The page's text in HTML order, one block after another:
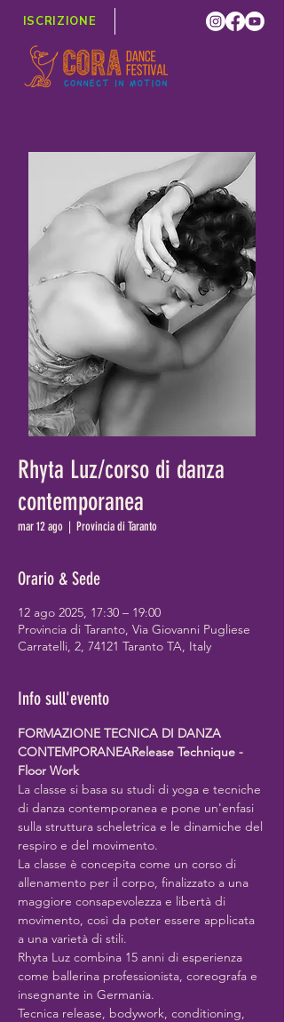
ISCRIZIONE
Rhyta Luz/corso di danza
contemporanea
mar 12 ago
  |
Provincia di Taranto
Orario & Sede
12 ago 2025, 17:30 – 19:00
Provincia di Taranto, Via Giovanni Pugliese
Carratelli, 2, 74121 Taranto TA, Italy
Info sull'evento
FORMAZIONE TECNICA DI DANZA
CONTEMPORANEARelease Technique -
Floor Work
La classe si basa su studi di yoga e tecniche
di danza contemporanea e pone un'enfasi
sulla struttura scheletrica e le dinamiche del
respiro e del movimento.
La classe è concepita come un corso di
allenamento per il corpo, finalizzato a una
maggiore consapevolezza e libertà di
movimento, così da poter essere applicata
a una varietà di stili.
Rhyta Luz combina 15 anni di esperienza
come ballerina professionista, coreografa e
insegnante in Germania.
Tecnica release, bodywork, conditioning,